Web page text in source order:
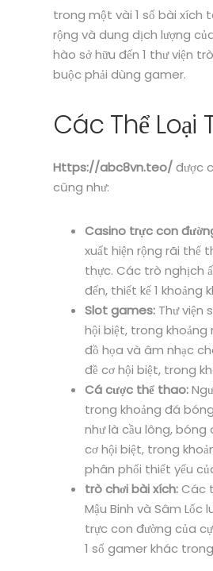
trong một vài 1 số bài xích
rộng và dung dịch lượng
hào sở hữu đến 1 thư viện
buộc phải dùng gamer.
Các Thể Loại
Https://abc8vn.teo/được
cũng như:
Casino trực con
xuất hiện rộng rãi thể
thực. Các trò nghịch
đến, thiết kế 1
Slot games: Thư viện
hội biệt, trong
đồ họa và âm nhạc
đề cơ hội biệt, trong
Cá cược thể thao:
trong khoảng đá
như là cầu lông, bóng
cơ hội biệt, trong
phân phối thiết yếu
trò chơi bài xích:Các
Mậu Binh và Sâm Lốc
trực con đường của
1 số gamer khác